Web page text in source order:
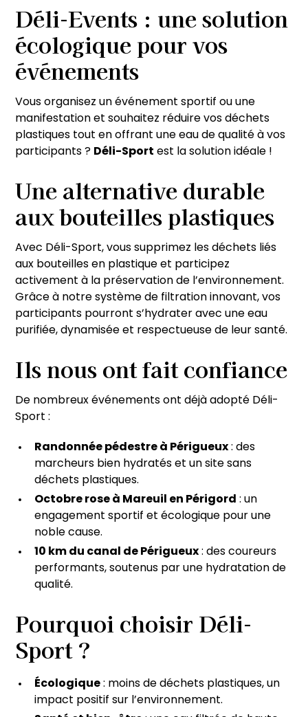
Déli-Events : une solution
écologique pour vos
événements
Vous organisez un événement sportif ou une
manifestation et souhaitez réduire vos déchets
plastiques tout en offrant une eau de qualité à vos
participants ? Déli-Sport est la solution idéale !
Une alternative durable
aux bouteilles plastiques
Avec Déli-Sport, vous supprimez les déchets liés
aux bouteilles en plastique et participez
activement à la préservation de l’environnement.
Grâce à notre système de filtration innovant, vos
participants pourront s’hydrater avec une eau
purifiée, dynamisée et respectueuse de leur santé.
Ils nous ont fait confiance
De nombreux événements ont déjà adopté Déli-
Sport :
Randonnée pédestre à Périgueux : des
marcheurs bien hydratés et un site sans
déchets plastiques.
Octobre rose à Mareuil en Périgord : un
engagement sportif et écologique pour une
noble cause.
10 km du canal de Périgueux : des coureurs
performants, soutenus par une hydratation de
qualité.
Pourquoi choisir Déli-
Sport ?
Écologique : moins de déchets plastiques, un
impact positif sur l’environnement.